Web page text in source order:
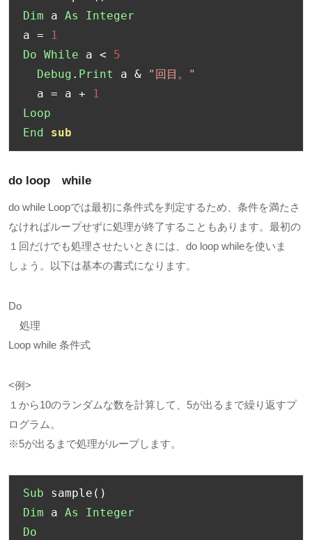
Dim a As
Integer
a =
1
Do While a <
5
Debug . Print a &
"回目。"
  a
= a +
1
Loop
End
sub
do loop while
do while Loopでは最初に条件式を判定するため、条件を満たさ
なければループせずに処理が終了することもあります。最初の
１回だけでも処理させたいときには、 do loop whileを使いま
しょう。以下は基本の書式になります。
Do
処理
Loop while 条件式
<例>
１から10のランダムな数を計算して、 5が出るまで繰り返すプ
ログラム。
※5が出るまで処理がループします。
Sub sample ()
Dim a As
Integer
Do